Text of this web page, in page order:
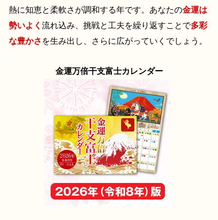
熱に知恵と柔軟さが調和する年です。あなたの金運は
勢いよく 流れ込み、挑戦と工夫を繰り返すことで多彩
な豊かさ を生み出し、さらに広がっていくでしょう。
金運万倍干支富士カレンダー